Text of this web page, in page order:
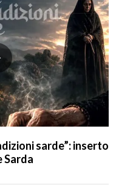
sarde”: inserto
Sarda